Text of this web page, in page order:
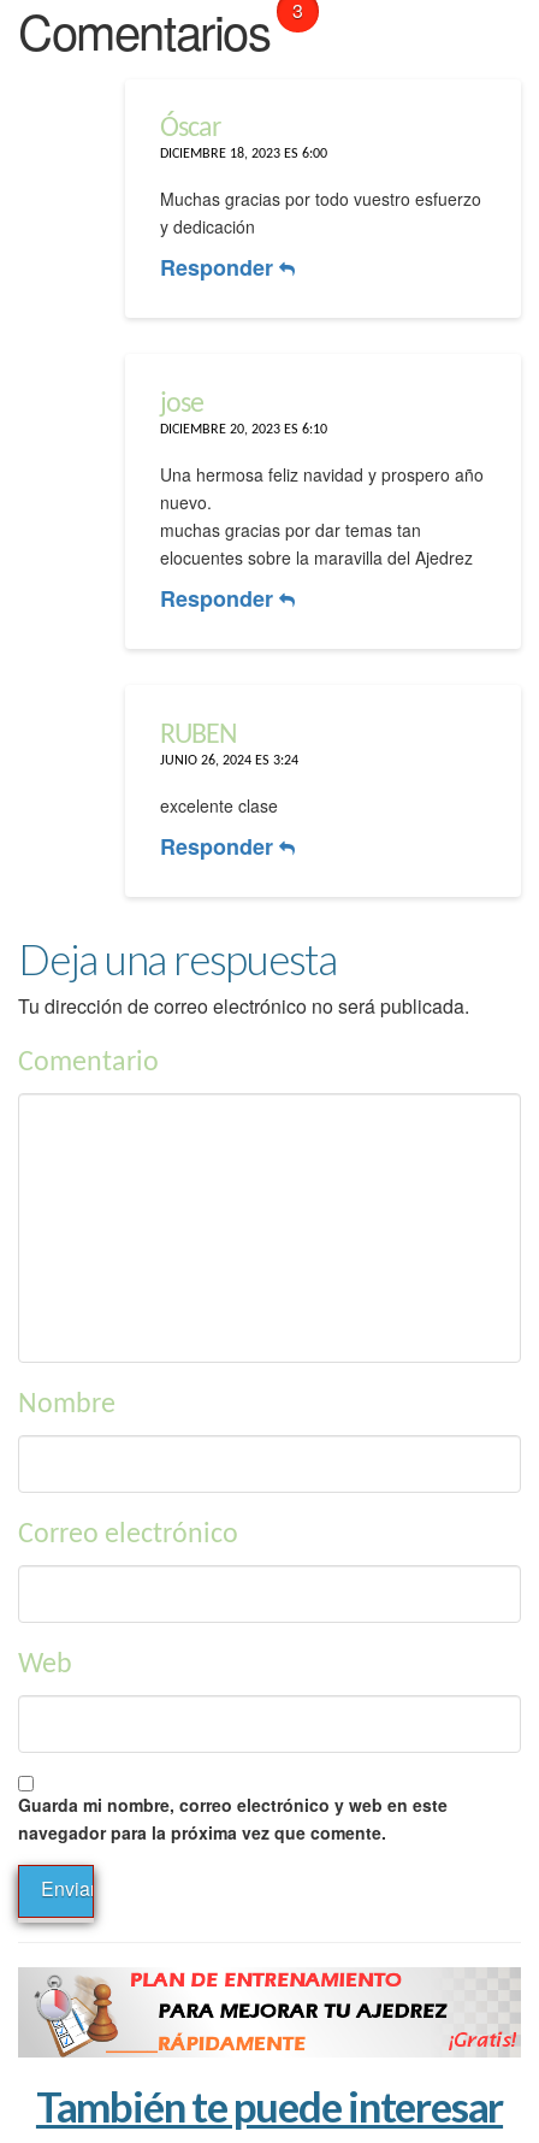
Comentarios 3
Óscar
DICIEMBRE 18, 2023 ES 6:00
Muchas gracias por todo vuestro esfuerzo
y dedicación
Responder
jose
DICIEMBRE 20, 2023 ES 6:10
Una hermosa feliz navidad y prospero año
nuevo.
muchas gracias por dar temas tan
elocuentes sobre la maravilla del Ajedrez
Responder
RUBEN
JUNIO 26, 2024 ES 3:24
excelente clase
Responder
Deja una respuesta
Tu dirección de correo electrónico no será publicada.
Comentario
Nombre
Correo electrónico
Web
Guarda mi nombre, correo electrónico y web en este
navegador para la próxima vez que comente.
También te puede interesar